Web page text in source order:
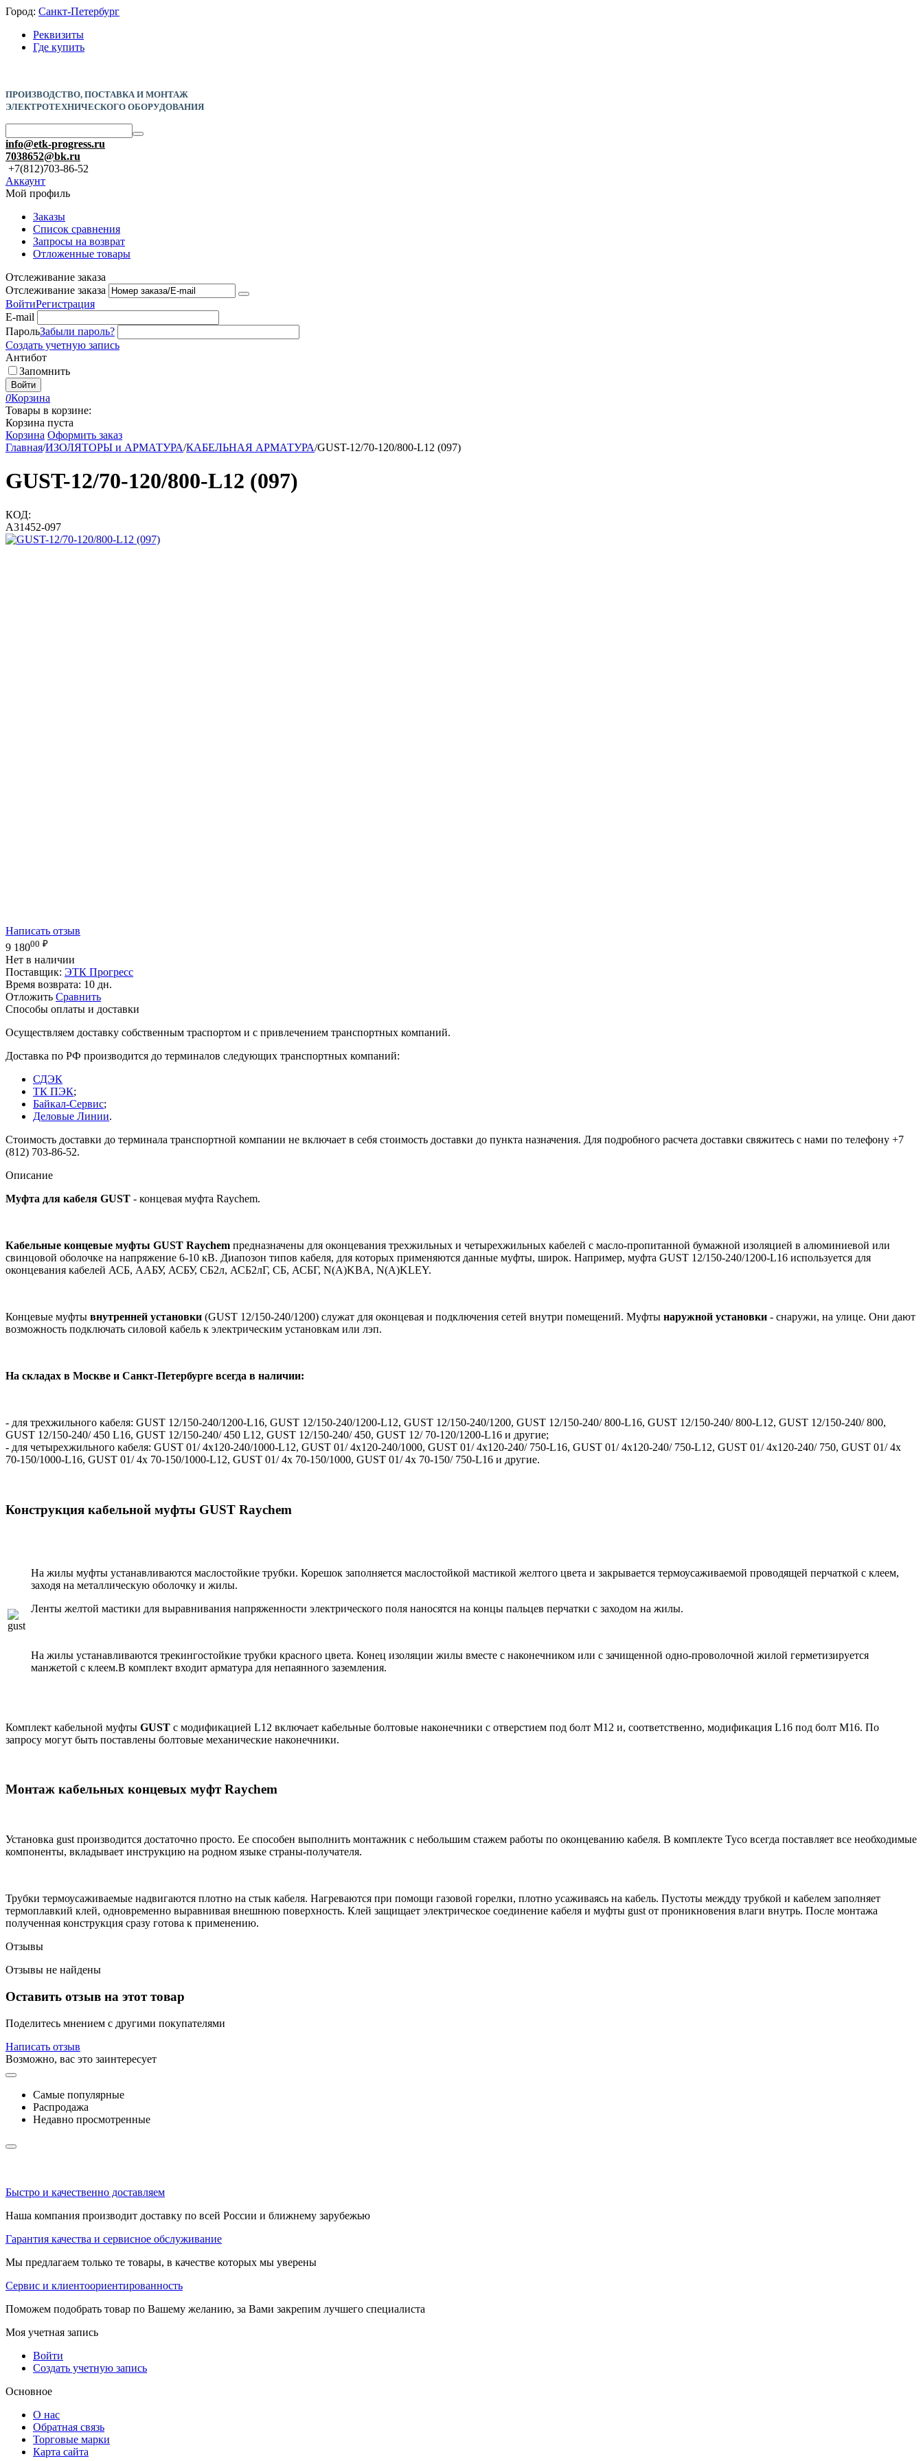
Город: Санкт-Петербург
Реквизиты
Где купить
ПРОИЗВОДСТВО, ПОСТАВКА И МОНТАЖ
ЭЛЕКТРОТЕХНИЧЕСКОГО ОБОРУДОВАНИЯ
info@etk-progress.ru
7038652@bk.ru
+7(812)703-86-52
Аккаунт
Мой профиль
Заказы
Список сравнения
Запросы на возврат
Отложенные товары
Отслеживание заказа
Отслеживание заказа
ВойтиРегистрация
E-mail
ПарольЗабыли пароль?
Создать учетную запись
Антибот
Запомнить
Войти
0Корзина
Товары в корзине:
Корзина пуста
Корзина Оформить заказ
Главная/ИЗОЛЯТОРЫ и АРМАТУРА/КАБЕЛЬНАЯ АРМАТУРА/GUST-12/70-120/800-L12 (097)
GUST-12/70-120/800-L12 (097)
КОД:
A31452-097
Написать отзыв
9 18000 ₽
Нет в наличии
Поставщик: ЭТК Прогресс
Время возврата: 10 дн.
Отложить Сравнить
Способы оплаты и доставки
Осуществляем доставку собственным траспортом и с привлечением транспортных компаний.
Доставка по РФ производится до терминалов следующих транспортных компаний:
СДЭК
ТК ПЭК;
Байкал-Сервис;
Деловые Линии.
Стоимость доставки до терминала транспортной компании не включает в себя стоимость доставки до пункта назначения. Для подробного расчета доставки свяжитесь с нами по телефону +7
(812) 703-86-52.
Описание
Муфта для кабеля GUST - концевая муфта Raychem.
Кабельные концевые муфты GUST Raychem предназначены для оконцевания трехжильных и четырехжильных кабелей с масло-пропитанной бумажной изоляцией в алюминиевой или
свинцовой оболочке на напряжение 6-10 кВ. Диапозон типов кабеля, для которых применяются данные муфты, широк. Например, муфта GUST 12/150-240/1200-L16 используется для
оконцевания кабелей АСБ, ААБУ, АСБУ, СБ2л, АСБ2лГ, СБ, АСБГ, N(A)KBA, N(A)KLEY.
Концевые муфты внутренней установки (GUST 12/150-240/1200) служат для оконцевая и подключения сетей внутри помещений. Муфты наружной установки - снаружи, на улице. Они дают
возможность подключать силовой кабель к электрическим установкам или лэп.
На складах в Москве и Санкт-Петербурге всегда в наличии:
- для трехжильного кабеля: GUST 12/150-240/1200-L16, GUST 12/150-240/1200-L12, GUST 12/150-240/1200, GUST 12/150-240/ 800-L16, GUST 12/150-240/ 800-L12, GUST 12/150-240/ 800,
GUST 12/150-240/ 450 L16, GUST 12/150-240/ 450 L12, GUST 12/150-240/ 450, GUST 12/ 70-120/1200-L16 и другие;
- для четырехжильного кабеля: GUST 01/ 4x120-240/1000-L12, GUST 01/ 4x120-240/1000, GUST 01/ 4x120-240/ 750-L16, GUST 01/ 4x120-240/ 750-L12, GUST 01/ 4x120-240/ 750, GUST 01/ 4x
70-150/1000-L16, GUST 01/ 4x 70-150/1000-L12, GUST 01/ 4x 70-150/1000, GUST 01/ 4x 70-150/ 750-L16 и другие.
Конструкция кабельной муфты GUST Raychem
На жилы муфты устанавливаются маслостойкие трубки. Корешок заполняется маслостойкой мастикой желтого цвета и закрывается термоусаживаемой проводящей перчаткой с клеем,
заходя на металлическую оболочку и жилы.
Ленты желтой мастики для выравнивания напряженности электрического поля наносятся на концы пальцев перчатки с заходом на жилы.
На жилы устанавливаются трекингостойкие трубки красного цвета. Конец изоляции жилы вместе с наконечником или с зачищенной одно-проволочной жилой герметизируется
манжетой с клеем.В комплект входит арматура для непаянного заземления.
Комплект кабельной муфты GUST с модификацией L12 включает кабельные болтовые наконечники с отверстием под болт М12 и, соответственно, модификация L16 под болт М16. По
запросу могут быть поставлены болтовые механические наконечники.
Монтаж кабельных концевых муфт Raychem
Установка gust производится достаточно просто. Ее способен выполнить монтажник с небольшим стажем работы по оконцеванию кабеля. В комплекте Tyco всегда поставляет все необходимые
компоненты, вкладывает инструкцию на родном языке страны-получателя.
Трубки термоусаживаемые надвигаются плотно на стык кабеля. Нагреваются при помощи газовой горелки, плотно усаживаясь на кабель. Пустоты междду трубкой и кабелем заполняет
термоплавкий клей, одновременно выравнивая внешнюю поверхность. Клей защищает электрическое соединение кабеля и муфты gust от проникновения влаги внутрь. После монтажа
полученная конструкция сразу готова к применению.
Отзывы
Отзывы не найдены
Оставить отзыв на этот товар
Поделитесь мнением с другими покупателями
Написать отзыв
Возможно, вас это заинтересует
Самые популярные
Распродажа
Недавно просмотренные
Быстро и качественно доставляем
Наша компания производит доставку по всей России и ближнему зарубежью
Гарантия качества и сервисное обслуживание
Мы предлагаем только те товары, в качестве которых мы уверены
Сервис и клиентоориентированность
Поможем подобрать товар по Вашему желанию, за Вами закрепим лучшего специалиста
Моя учетная запись
Войти
Создать учетную запись
Основное
О нас
Обратная связь
Торговые марки
Карта сайта